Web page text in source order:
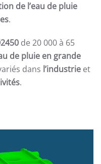
de l’eau de pluie
.
de 20 000 à 65
de pluie en grande
dans l’industrie et
.